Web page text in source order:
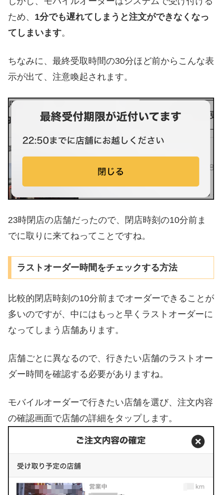
ため、 1分でも遅れてしまうと注文ができなくなっ
てしまいます。
ちなみに、最終受取時間の30分ほど前からこんな表
示が出て、注意喚起されます。
23時閉店の店舗だったので、閉店時刻の10分前ま
でに取りに来てねってことですね。
ラストオーダー時間をチェックする方法
比較的閉店時刻の10分前までオーダーできることが
多いのですが、中にはもっと早くラストオーダーに
なってしまう店舗あります。
店舗ごとに異なるので、行きたい店舗のラストオー
ダー時間を確認する必要がありますね。
モバイルオーダーで行きたい店舗を選び、注文内容
の確認画面で店舗の詳細をタップします。